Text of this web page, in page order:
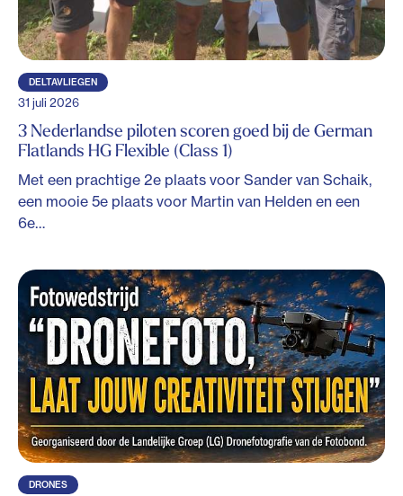
DELTAVLIEGEN
31 juli 2026
3 Nederlandse piloten scoren goed bij de German
Flatlands HG Flexible (Class 1)
Met een prachtige 2e plaats voor Sander van Schaik,
een mooie 5e plaats voor Martin van Helden en een
6e…
DRONES